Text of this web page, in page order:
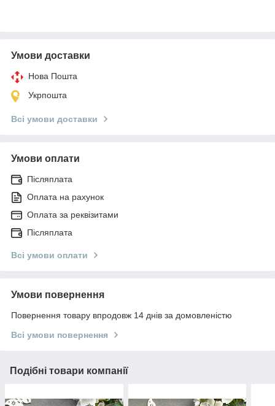
Умови доставки
Нова Пошта
Укрпошта
Всі умови доставки
Умови оплати
Післяплата
Оплата на рахунок
Оплата за реквізитами
Післяплата
Всі умови оплати
Умови повернення
Повернення товару впродовж 14 днів за домовленістю
Всі умови повернення
Подібні товари компанії